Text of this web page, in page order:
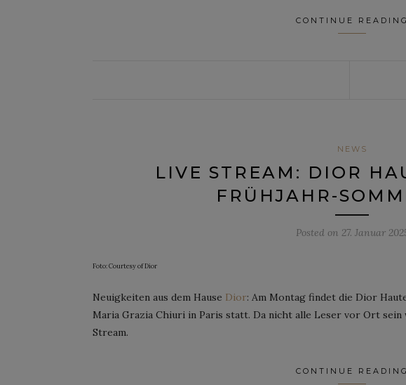
CONTINUE READING
NEWS
LIVE STREAM: DIOR
FRÜHJAHR-
Posted on 27. Januar
Foto: Courtesy of Dior
Neuigkeiten aus dem Hause Dior: Am Montag findet die Dior
Maria Grazia Chiuri in Paris statt. Da nicht alle Leser vor Ort sein
Stream.
CONTINUE READING